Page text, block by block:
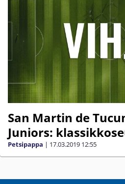
San Martin de
Juniors:
Petsipappa | 17.03.2019 12:55